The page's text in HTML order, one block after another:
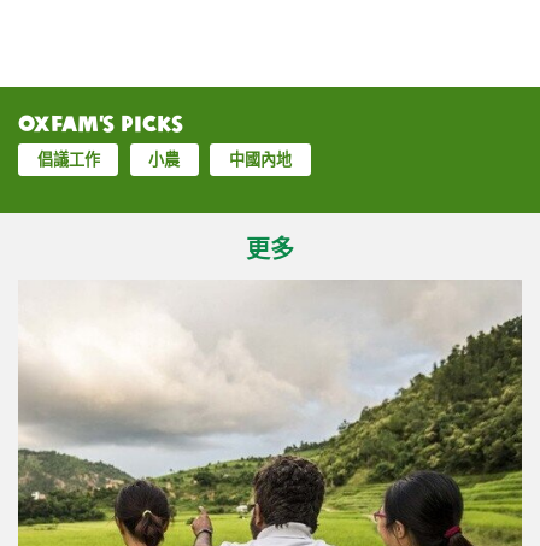
Oxfam’s Picks
倡議工作 小農 中國內地
更多